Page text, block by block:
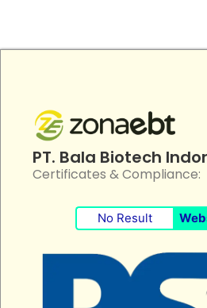
PT. Bala Biotech
Certificates & Compliance:
No Result